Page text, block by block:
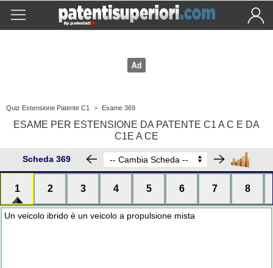
Quiz Estensione Patente C1 > Esame 369
ESAME PER ESTENSIONE DA PATENTE C1 A C E DA
C1E A CE
Scheda 369
1 2 3 4 5 6 7 8
Un veicolo ibrido è un veicolo a propulsione mista